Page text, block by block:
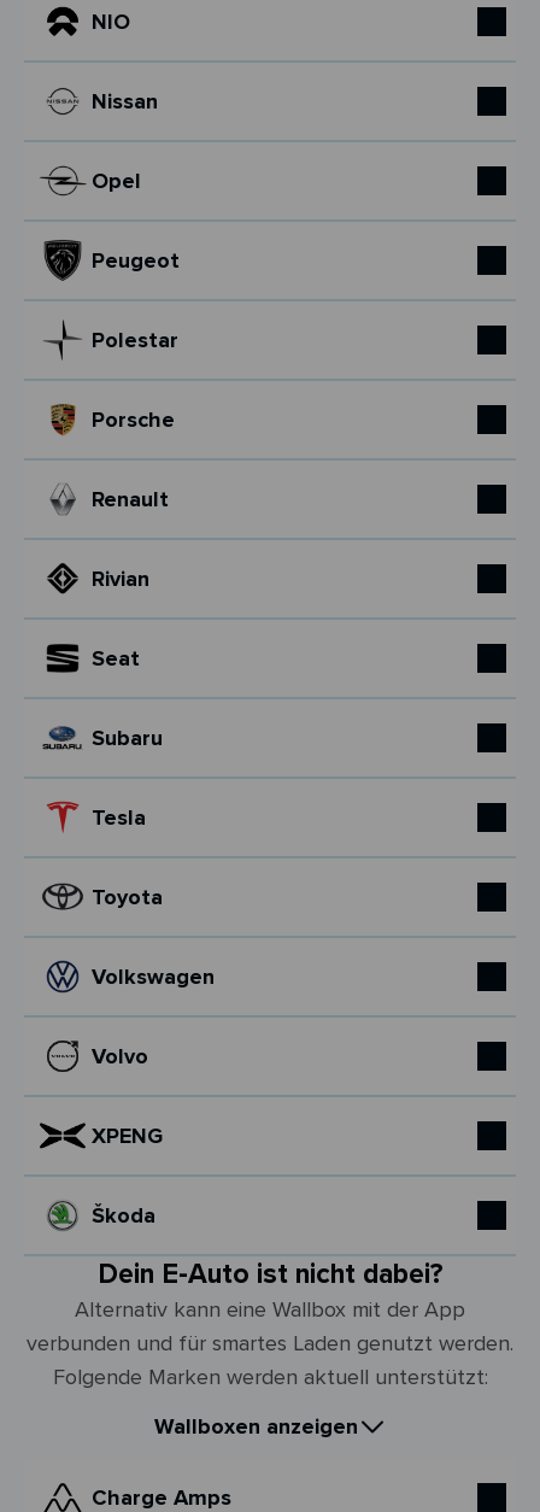
NIO
Nissan
Opel
Peugeot
Polestar
Porsche
Renault
Rivian
Seat
Subaru
Tesla
Toyota
Volkswagen
Volvo
XPENG
Škoda
Dein E-Auto ist nicht dabei?
Alternativ kann eine Wallbox mit der App
verbunden und für smartes Laden genutzt werden.
Folgende Marken werden aktuell unterstützt:
Wallboxen anzeigen
Charge Amps